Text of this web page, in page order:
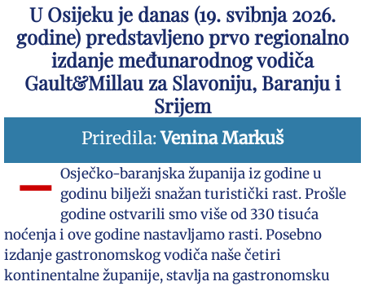
U Osijeku je danas (19. svibnja 2026.
godine) predstavljeno prvo regionalno
izdanje međunarodnog vodiča
Gault&Millau za Slavoniju, Baranju i
Srijem
Priredila:Venina Markuš
– Osječko-baranjska županija iz godine u
godinu bilježi snažan turistički rast. Prošle
godine ostvarili smo više od 330 tisuća
noćenja i ove godine nastavljamo rasti. Posebno
izdanje gastronomskog vodiča naše četiri
kontinentalne županije, stavlja na gastronomsku